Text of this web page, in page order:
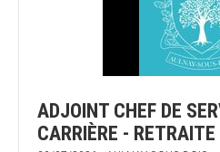
ADJOINT CHEF DE
CARRIÈRE -